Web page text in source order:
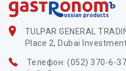
TULPAR GENERAL
Place 2, Dubai
Телефон: (052) 370-6-